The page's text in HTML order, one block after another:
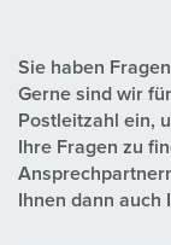
Sie haben
Gerne sind wir
Postleitzahl ein,
Ihre Fragen zu
Ihnen dann